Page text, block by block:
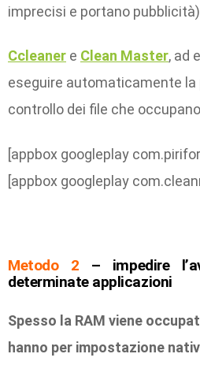
imprecisi e portano
Ccleaner e Clean Master, ad
eseguire automaticamente la
controllo dei file che
[appbox googleplay
[appbox googleplay
Metodo 2 – impedire
determinate applicazioni
Spesso la RAM viene
hanno per impostazione